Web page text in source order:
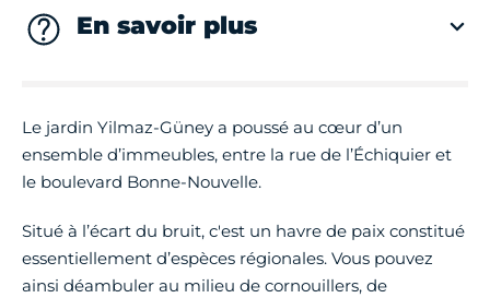
En savoir plus
Le jardin Yilmaz-Güney a poussé au cœur d’un
ensemble d’immeubles, entre la rue de l’Échiquier et
le boulevard Bonne-Nouvelle.
Situé à l’écart du bruit, c'est un havre de paix constitué
essentiellement d’espèces régionales. Vous pouvez
ainsi déambuler au milieu de cornouillers, de